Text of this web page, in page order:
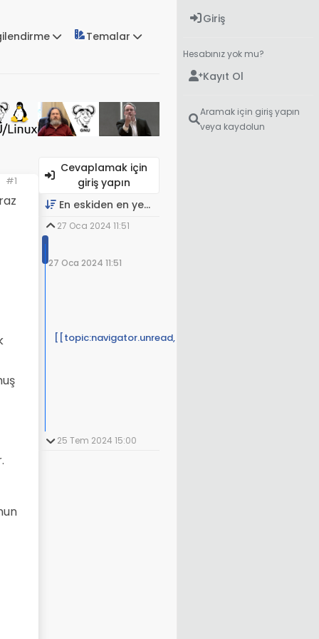
Temalar
#1
Cevaplamak için
giriş yapın
En eskiden en yeniye
27 Oca 2024 11:51
27 Oca 2024 11:51
[[topic:navigator.unread, 21]]
25 Tem 2024 15:00
Giriş
Hesabınız yok mu?
Kayıt Ol
Aramak için giriş yapın
veya kaydolun